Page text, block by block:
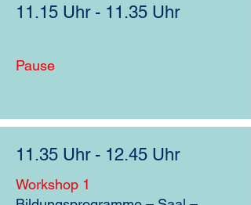
11.15 Uhr - 11.35 Uhr
Pause
11.35 Uhr - 12.45 Uhr
Workshop 1